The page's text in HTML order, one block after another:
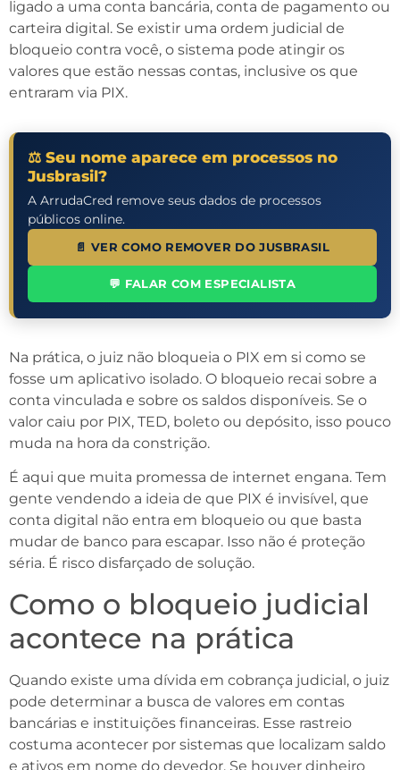
ligado a uma conta bancária, conta de pagamento ou
carteira digital. Se existir uma ordem judicial de
bloqueio contra você, o sistema pode atingir os
valores que estão nessas contas, inclusive os que
entraram via PIX.
⚖️ Seu nome aparece em processos no
Jusbrasil?
A ArrudaCred remove seus dados de processos
públicos online.
📄 VER COMO REMOVER DO JUSBRASIL
💬 FALAR COM ESPECIALISTA
Na prática, o juiz não bloqueia o PIX em si como se
fosse um aplicativo isolado. O bloqueio recai sobre a
conta vinculada e sobre os saldos disponíveis. Se o
valor caiu por PIX, TED, boleto ou depósito, isso pouco
muda na hora da constrição.
É aqui que muita promessa de internet engana. Tem
gente vendendo a ideia de que PIX é invisível, que
conta digital não entra em bloqueio ou que basta
mudar de banco para escapar. Isso não é proteção
séria. É risco disfarçado de solução.
Como o bloqueio judicial
acontece na prática
Quando existe uma dívida em cobrança judicial, o juiz
pode determinar a busca de valores em contas
bancárias e instituições financeiras. Esse rastreio
costuma acontecer por sistemas que localizam saldo
e ativos em nome do devedor. Se houver dinheiro